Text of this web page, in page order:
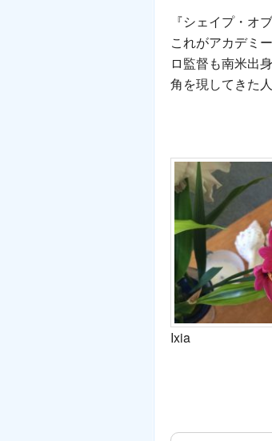
『シェイプ・オ
これがアカデミ
ロ監督も南米出
角を現してきた
Ixia